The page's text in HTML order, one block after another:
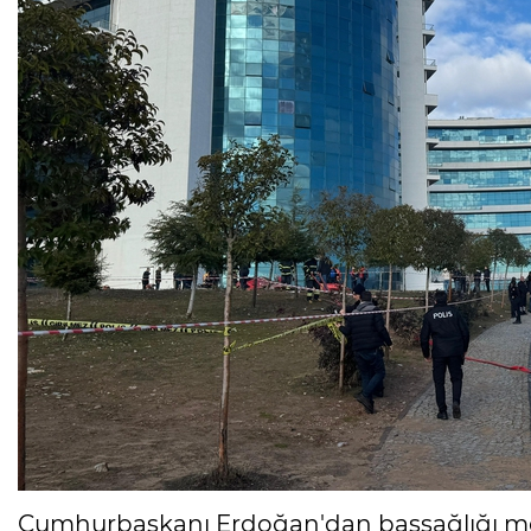
Cumhurbaşkanı Erdoğan'dan başsağlığı